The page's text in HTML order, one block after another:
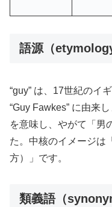
語源（etymology
“guy” は、17世紀のイ
“Guy Fawkes” に由来
を意味し、やがて「男
た。中核のイメージは
方）」です。
類義語（